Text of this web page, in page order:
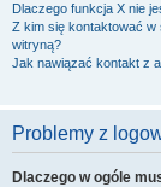
Dlaczego funkcja X nie
Z kim się kontaktować
witryną?
Jak nawiązać kontakt z
Problemy z
Dlaczego w ogóle